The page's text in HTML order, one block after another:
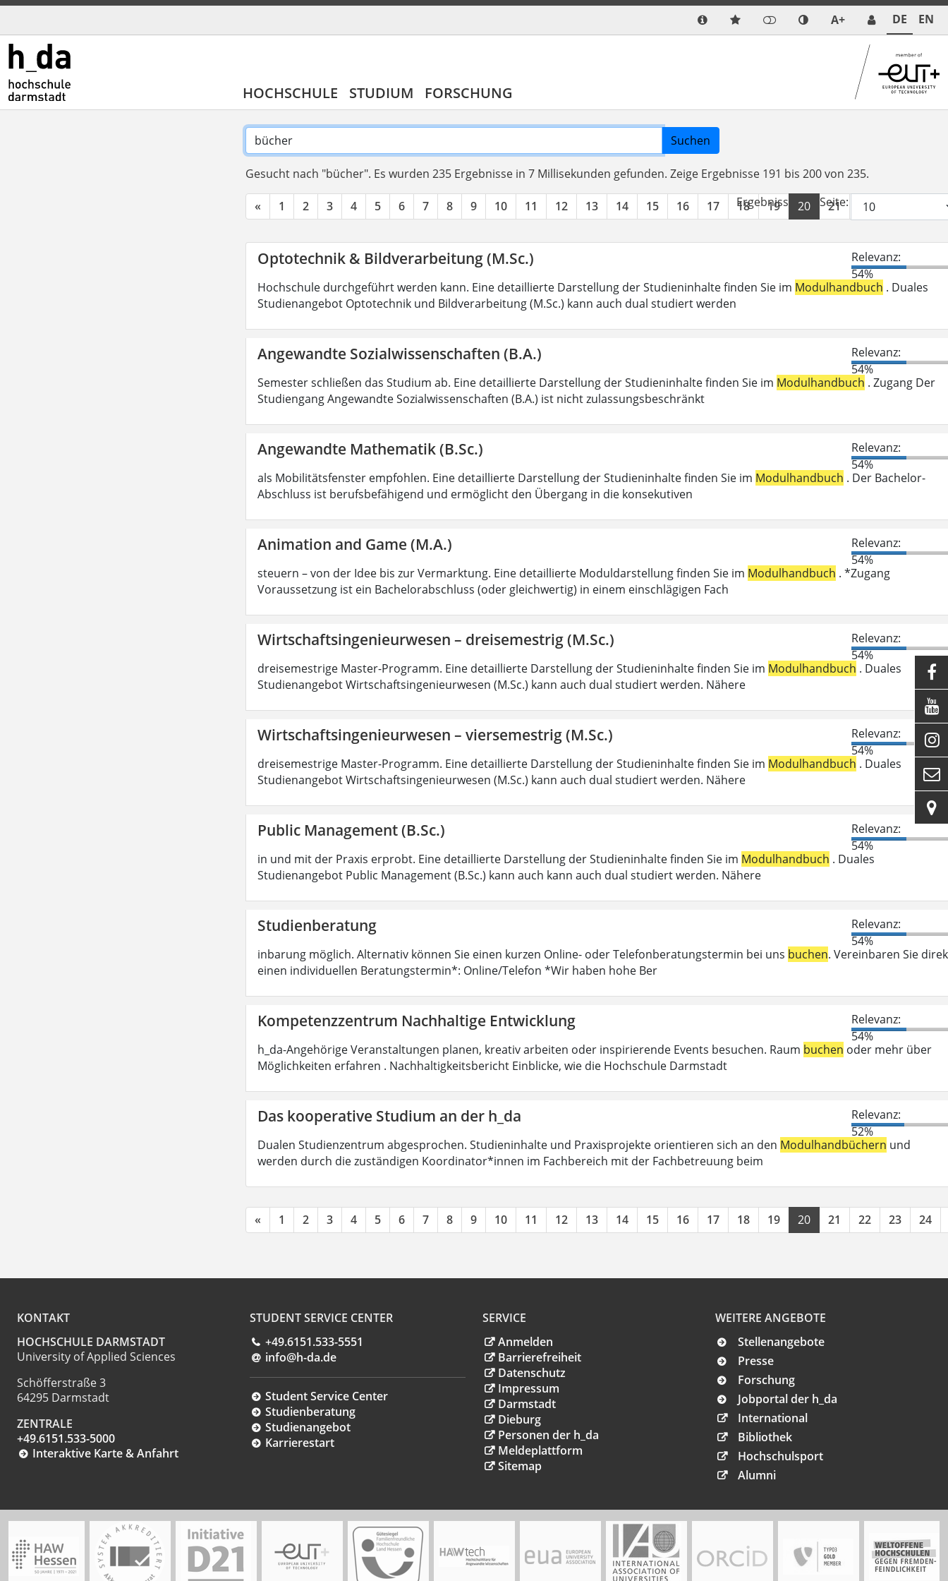
A+ DE EN
HOCHSCHULE STUDIUM FORSCHUNG
Suchen
Gesucht nach "bücher". Es wurden 235 Ergebnisse in 7 Millisekunden gefunden. Zeige Ergebnisse 191 bis 200 von 235.
« 1 2 3 4 5 6 7 8 9 10 11 12 13 14 15 16 17 18 19 20 21 22
Ergebnisse pro Seite:
Optotechnik & Bildverarbeitung (M.Sc.)
Relevanz:
54%
Hochschule durchgeführt werden kann. Eine detaillierte Darstellung der Studieninhalte finden Sie im Modulhandbuch . Duales
Studienangebot Optotechnik und Bildverarbeitung (M.Sc.) kann auch dual studiert werden
Angewandte Sozialwissenschaften (B.A.)
Relevanz:
54%
Semester schließen das Studium ab. Eine detaillierte Darstellung der Studieninhalte finden Sie im Modulhandbuch . Zugang Der
Studiengang Angewandte Sozialwissenschaften (B.A.) ist nicht zulassungsbeschränkt
Angewandte Mathematik (B.Sc.)
Relevanz:
54%
als Mobilitätsfenster empfohlen. Eine detaillierte Darstellung der Studieninhalte finden Sie im Modulhandbuch . Der Bachelor-
Abschluss ist berufsbefähigend und ermöglicht den Übergang in die konsekutiven
Animation and Game (M.A.)
Relevanz:
54%
steuern – von der Idee bis zur Vermarktung. Eine detaillierte Moduldarstellung finden Sie im Modulhandbuch . *Zugang
Voraussetzung ist ein Bachelorabschluss (oder gleichwertig) in einem einschlägigen Fach
Wirtschaftsingenieurwesen – dreisemestrig (M.Sc.)
Relevanz:
54%
dreisemestrige Master-Programm. Eine detaillierte Darstellung der Studieninhalte finden Sie im Modulhandbuch . Duales
Studienangebot Wirtschaftsingenieurwesen (M.Sc.) kann auch dual studiert werden. Nähere
Wirtschaftsingenieurwesen – viersemestrig (M.Sc.)
Relevanz:
54%
dreisemestrige Master-Programm. Eine detaillierte Darstellung der Studieninhalte finden Sie im Modulhandbuch . Duales
Studienangebot Wirtschaftsingenieurwesen (M.Sc.) kann auch dual studiert werden. Nähere
Public Management (B.Sc.)
Relevanz:
54%
in und mit der Praxis erprobt. Eine detaillierte Darstellung der Studieninhalte finden Sie im Modulhandbuch . Duales
Studienangebot Public Management (B.Sc.) kann auch kann auch dual studiert werden. Nähere
Studienberatung
Relevanz:
54%
inbarung möglich. Alternativ können Sie einen kurzen Online- oder Telefonberatungstermin bei uns buchen. Vereinbaren Sie
einen individuellen Beratungstermin*: Online/Telefon *Wir haben hohe Ber
Kompetenzzentrum Nachhaltige Entwicklung
Relevanz:
54%
h_da-Angehörige Veranstaltungen planen, kreativ arbeiten oder inspirierende Events besuchen. Raum buchen oder mehr über
Möglichkeiten erfahren . Nachhaltigkeitsbericht Einblicke, wie die Hochschule Darmstadt
Das kooperative Studium an der h_da
Relevanz:
52%
Dualen Studienzentrum abgesprochen. Studieninhalte und Praxisprojekte orientieren sich an den Modulhandbüchern und
werden durch die zuständigen Koordinator*innen im Fachbereich mit der Fachbetreuung beim
« 1 2 3 4 5 6 7 8 9 10 11 12 13 14 15 16 17 18 19 20 21 22 23 24
KONTAKT
HOCHSCHULE DARMSTADT
University of Applied Sciences
Schöfferstraße 3
64295 Darmstadt
ZENTRALE
+49.6151.533-5000
Interaktive Karte & Anfahrt
STUDENT SERVICE CENTER
+49.6151.533-5551
info@h-da.de
Student Service Center
Studienberatung
Studienangebot
Karrierestart
SERVICE
Anmelden
Barrierefreiheit
Datenschutz
Impressum
Darmstadt
Dieburg
Personen der h_da
Meldeplattform
Sitemap
WEITERE ANGEBOTE
Stellenangebote
Presse
Forschung
Jobportal der h_da
International
Bibliothek
Hochschulsport
Alumni




